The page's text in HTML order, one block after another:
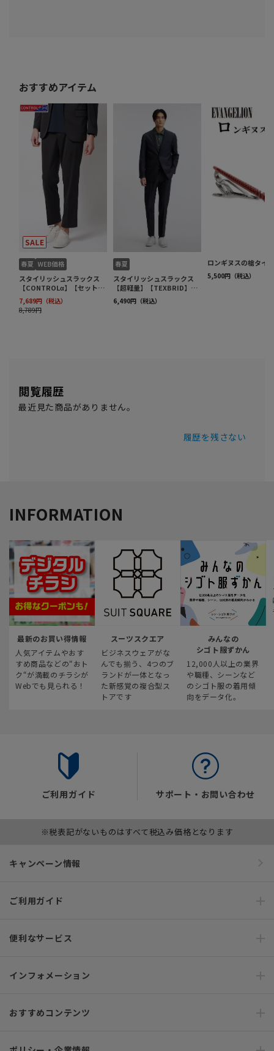
閲覧履歴
最近見た商品がありません。
履歴を残さない
INFORMATION
最新のお買い得情報
人気アイテムやおす
すめ商品などの“おト
ク“が満載のチラシが
Webでも見られる！
スーツスクエア
ビジネスウェアがな
んでも揃う、4つのブ
ランドが一体となっ
た新感覚の複合型ス
トアです
みんなの
シゴト服ずかん
12,000人以上の業界
や職種、シーンなど
のシゴト服の着用傾
向をデータ化。
ご利用ガイド サポート・お問い合わせ
※税表記がないものはすべて税込み価格となります
キャンペーン情報
ご利用ガイド
便利なサービス
インフォメーション
おすすめコンテンツ